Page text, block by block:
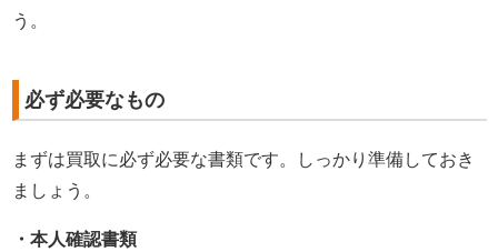
う。
必ず必要なもの
まずは買取に必ず必要な書類です。しっかり準備しておき
ましょう。
・本人確認書類